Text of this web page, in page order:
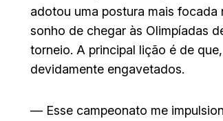
adotou uma postura mais focada
sonho de chegar às Olimpíadas
torneio. A principal lição é de
devidamente engavetados.
— Esse campeonato me